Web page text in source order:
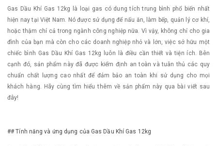
Gas Dầu Khí Gas 12kg là loại gas có dung tích trung bình phổ biến nhất
hiện nay tại Việt Nam. Nó được sử dụng để nấu ăn, làm bếp, quản lý cơ khí,
hoặc thậm chí cả trong ngành công nghiệp nữa. Vì vậy, không chỉ cho gia
đình của bạn mà còn cho các doanh nghiệp nhỏ và lớn, việc sở hữu một
chiếc bình Gas Dầu Khí Gas 12kg luôn là điều cần thiết và tiện ích. Bên
cạnh đó, sản phẩm này đã được kiểm định an toàn và tuân thủ các quy
chuẩn chất lượng cao nhất để đảm bảo an toàn khi sử dụng cho mọi
khách hàng. Hãy cùng tìm hiểu thêm về sản phẩm này qua bài viết sau
đây!
## Tính năng và ứng dụng của Gas Dầu Khí Gas 12kg